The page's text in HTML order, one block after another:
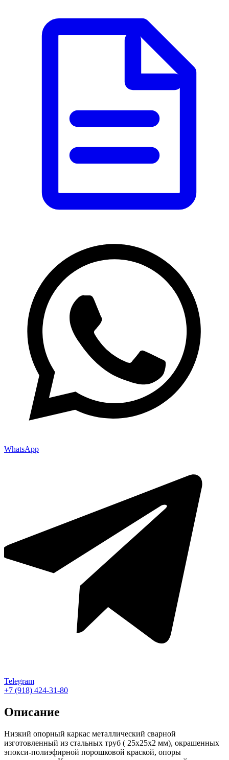
WhatsApp
Telegram
+7 (918) 424-31-80
Описание
Низкий опорный каркас металлический сварной
изготовленный из стальных труб ( 25х25х2 мм), окрашенных
эпокси-полиэфирной порошковой краской, опоры